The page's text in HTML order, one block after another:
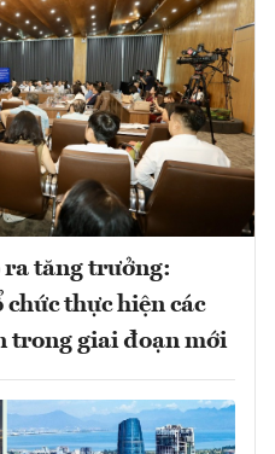
ra tăng trưởng:
thực hiện các
trong giai đoạn mới